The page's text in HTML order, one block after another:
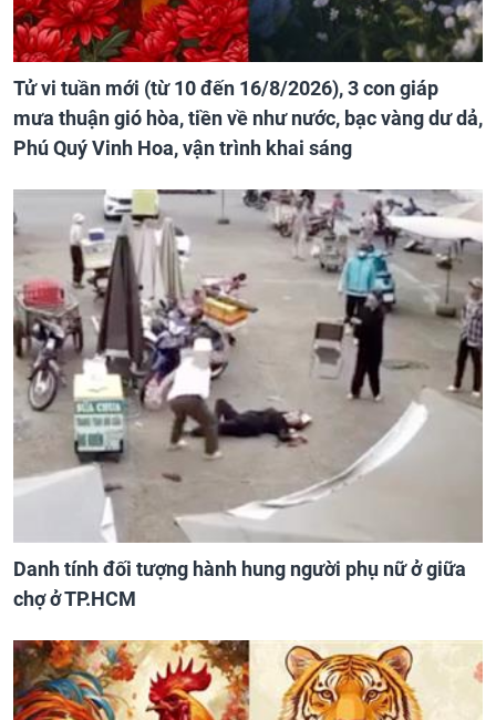
Tử vi tuần mới (từ 10 đến 16/8/2026), 3 con giáp
mưa thuận gió hòa, tiền về như nước, bạc vàng dư dả,
Phú Quý Vinh Hoa, vận trình khai sáng
Danh tính đối tượng hành hung người phụ nữ ở giữa
chợ ở TP.HCM